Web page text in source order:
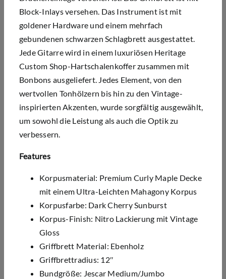
Block-Inlays versehen. Das Instrument ist mit
goldener Hardware und einem mehrfach
gebundenen schwarzen Schlagbrett ausgestattet.
Jede Gitarre wird in einem luxuriösen Heritage
Custom Shop-Hartschalenkoffer zusammen mit
Bonbons ausgeliefert. Jedes Element, von den
wertvollen Tonhölzern bis hin zu den Vintage-
inspirierten Akzenten, wurde sorgfältig ausgewählt,
um sowohl die Leistung als auch die Optik zu
verbessern.
Features
Korpusmaterial: Premium Curly Maple Decke
mit einem Ultra-Leichten Mahagony Korpus
Korpusfarbe: Dark Cherry Sunburst
Korpus-Finish: Nitro Lackierung mit Vintage
Gloss
Griffbrett Material: Ebenholz
Griffbrettradius: 12″
Bundgröße: Jescar Medium/Jumbo